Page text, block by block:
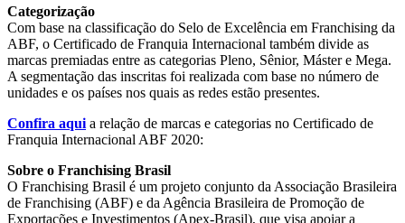
Categorização
Com base na classificação do Selo de Excelência em Franchising da
ABF, o Certificado de Franquia Internacional também divide as
marcas premiadas entre as categorias Pleno, Sênior, Máster e Mega.
A segmentação das inscritas foi realizada com base no número de
unidades e os países nos quais as redes estão presentes.
Confira aqui a relação de marcas e categorias no Certificado de
Franquia Internacional ABF 2020:
Sobre o Franchising Brasil
O Franchising Brasil é um projeto conjunto da Associação Brasileira
de Franchising (ABF) e da Agência Brasileira de Promoção de
Exportações e Investimentos (Apex-Brasil), que visa apoiar a